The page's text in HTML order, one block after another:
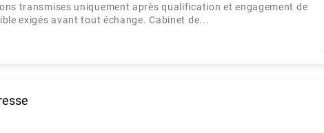
transmises uniquement après qualification et engagement de
exigés avant tout échange. Cabinet de...